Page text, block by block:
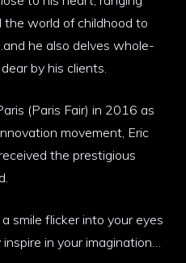
the world of childhood to
he also delves whole-
by his clients.
(Paris Fair) in 2016 as
movement, Eric
the prestigious
smile flicker into your eyes
in your imagination…